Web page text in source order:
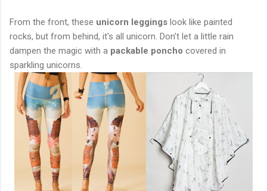
From the front, these unicorn leggings look like painted
rocks, but from behind, it's all unicorn. Don't let a little rain
dampen the magic with a packable poncho covered in
sparkling unicorns.